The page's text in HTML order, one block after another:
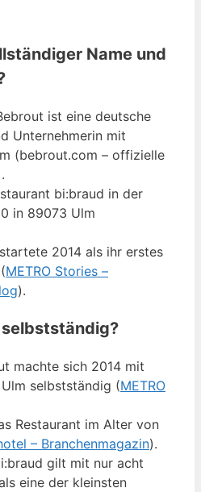
Name und
ist eine deutsche
Unternehmerin mit
(bebrout.com – offizielle
bi:braud in der
in 89073 Ulm
2014 als ihr erstes
METRO Stories –
).
machte sich 2014 mit
selbstständig (METRO
Restaurant im Alter von
– Branchenmagazin).
gilt mit nur acht
eine der kleinsten